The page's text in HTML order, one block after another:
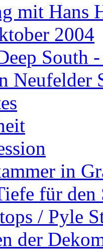
mit Hans
2004
South
Neufelder
in
für den
/ Pyle
der